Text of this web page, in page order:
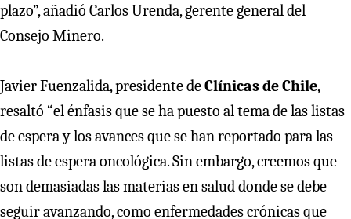
plazo”, añadió Carlos Urenda, gerente general del
Consejo Minero.
Javier Fuenzalida, presidente deClínicas de Chile,
resaltó “el énfasis que se ha puesto al tema de las listas
de espera y los avances que se han reportado para las
listas de espera oncológica. Sin embargo, creemos que
son demasiadas las materias en salud donde se debe
seguir avanzando, como enfermedades crónicas que